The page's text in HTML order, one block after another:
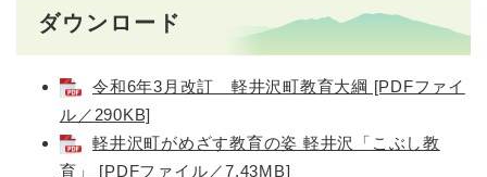
ダウンロード
令和6年3月改訂 軽井沢町教育大綱 [PDFファイ
ル／290KB]
軽井沢町がめざす教育の姿 軽井沢「こぶし教
育」 [PDFファイル／7.43MB]